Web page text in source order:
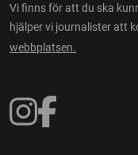
Vi finns för att du ska
hjälper vi journalister att
webbplatsen.